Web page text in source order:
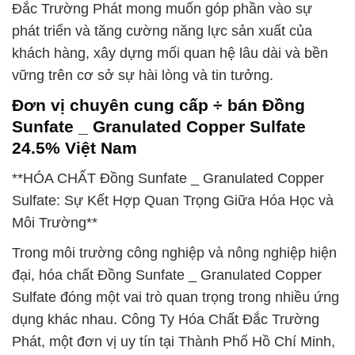
Đắc Trường Phát mong muốn góp phần vào sự
phát triển và tăng cường năng lực sản xuất của
khách hàng, xây dựng mối quan hệ lâu dài và bền
vững trên cơ sở sự hài lòng và tin tưởng.
Đơn vị chuyên cung cấp ÷ bán Đồng
Sunfate _ Granulated Copper Sulfate
24.5% Việt Nam
**HÓA CHẤT Đồng Sunfate _ Granulated Copper
Sulfate: Sự Kết Hợp Quan Trọng Giữa Hóa Học và
Môi Trường**
Trong môi trường công nghiệp và nông nghiệp hiện
đại, hóa chất Đồng Sunfate _ Granulated Copper
Sulfate đóng một vai trò quan trọng trong nhiều ứng
dụng khác nhau. Công Ty Hóa Chất Đắc Trường
Phát, một đơn vị uy tín tại Thành Phố Hồ Chí Minh,